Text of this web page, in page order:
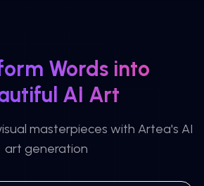
Words into
AI Art
masterpieces with Artea's AI
art generation